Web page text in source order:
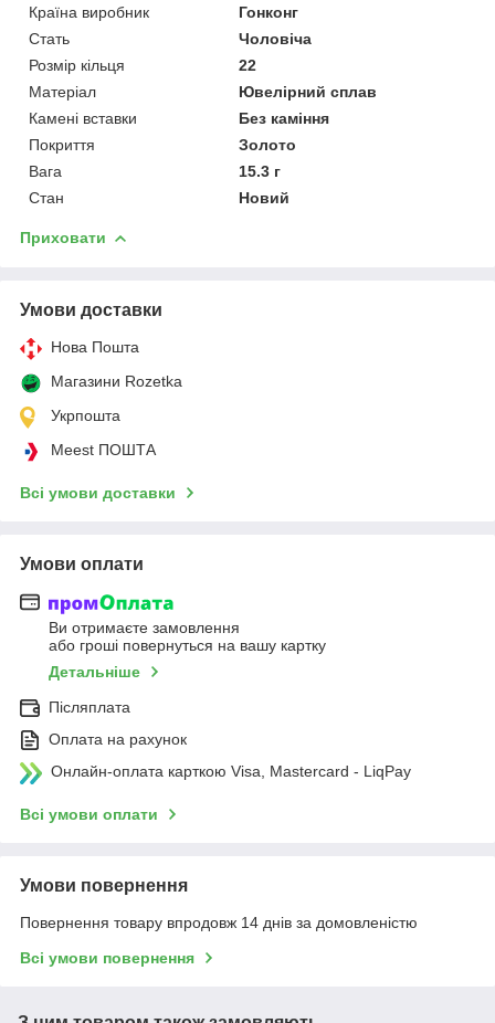
Країна виробник
Гонконг
Стать
Чоловіча
Розмір кільця
22
Матеріал
Ювелірний сплав
Камені вставки
Без каміння
Покриття
Золото
Вага
15.3 г
Стан
Новий
Приховати
Умови доставки
Нова Пошта
Магазини Rozetka
Укрпошта
Meest ПОШТА
Всі умови доставки
Умови оплати
Ви отримаєте замовлення
або гроші повернуться на вашу картку
Детальніше
Післяплата
Оплата на рахунок
Онлайн-оплата карткою Visa, Mastercard - LiqPay
Всі умови оплати
Умови повернення
Повернення товару впродовж 14 днів за домовленістю
Всі умови повернення